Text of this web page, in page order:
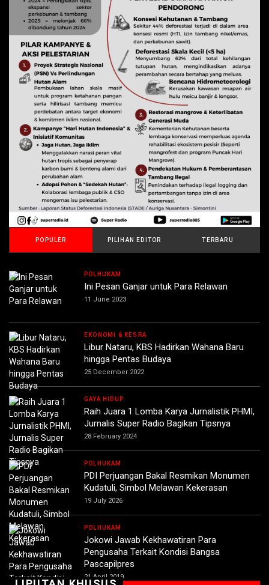
POPULER PILIHAN EDITOR TERBARU
POLHUKAM
Ini Pesan Ganjar untuk Para Relawan
11 June 2023
EKONOMI & KESRA
Libur Nataru, KBS Hadirkan Wahana Baru
hingga Pentas Budaya
25 December 2022
GAYA HIDUP
Raih Juara 1 Lomba Karya Jurnalistik PHMI,
Jurnalis Super Radio Bagikan Tipsnya
28 February 2024
POLHUKAM
PDI Perjuangan Bakal Resmikan Monumen
Kudatuli, Simbol Melawan Kekerasan
19 July 2026
POLHUKAM
Jokowi Jawab Kekhawatiran Para
Pengusaha Terkait Kondisi Bangsa
Pascapilpres
21 April 2019